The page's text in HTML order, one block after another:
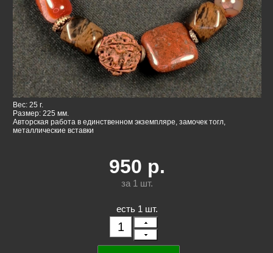
Вес: 25 г.
Размер: 225 мм.
Авторская работа в единственном экземпляре, замочек тогл,
металлические вставки
950 р.
за 1 шт.
есть 1 шт.